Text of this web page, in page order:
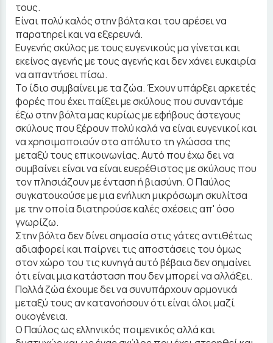
τους.
Είναι πολύ καλός στην βόλτα και του αρέσει να
παρατηρεί και να εξερευνά.
Ευγενής σκύλος με τους ευγενικούς μα γίνεται και
εκείνος αγενής με τους αγενής και δεν χάνει ευκαιρία
να απαντήσει πίσω.
Το ίδιο συμβαίνει με τα ζώα. Έχουν υπάρξει αρκετές
φορές που έχει παίξει με σκύλους που συναντάμε
έξω στην βόλτα μας κυρίως με εφήβους άστεγους
σκύλους που ξέρουν πολύ καλά να είναι ευγενικοί και
να χρησιμοποιούν στο απόλυτο τη γλώσσα της
μεταξύ τους επικοινωνίας. Αυτό που έχω δει να
συμβαίνει είναι να είναι ευερέθιστος με σκύλους που
τον πλησιάζουν με ένταση ή βιασύνη. Ο Παύλος
συγκατοικούσε με μια ενήλικη μικρόσωμη σκυλίτσα
με την οποία διατηρούσε καλές σχέσεις απ' όσο
γνωρίζω.
Στην βόλτα δεν δίνει σημασία στις γάτες αντιθέτως
αδιαφορεί και παίρνει τις αποστάσεις του όμως
στον χώρο του τις κυνηγά αυτό βέβαια δεν σημαίνει
ότι είναι μια κατάσταση που δεν μπορεί να αλλάξει.
Πολλά ζώα έχουμε δει να συνυπάρχουν αρμονικά
μεταξύ τους αν κατανοήσουν ότι είναι όλοι μαζί
οικογένεια.
Ο Παύλος ως ελληνικός ποιμενικός αλλά και